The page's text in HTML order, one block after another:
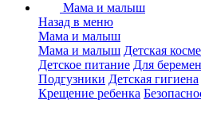
Мама и малыш
Назад в меню
Мама и малыш
Мама и малыш Детская
Детское питание Для
Подгузники Детская гигиена
Крещение ребенка